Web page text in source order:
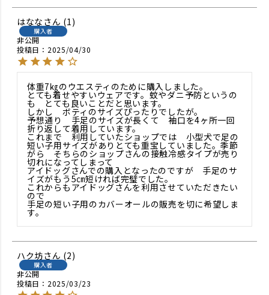
はなな 1
購入者
非公開
投稿日
2025/04/30
体重7㎏のウエスティのために購入しました。
とても着せやすいウェアです。蚊やダニ予防というの
も　とても良いことだと思います。
しかし　ボティのサイズぴったりでしたが。
予想通り　手足のサイズが長くて　袖口を4ヶ所一回
折り返して着用しています。
これまで　利用していたショップでは　小型犬で足の
短い子用サイズがありとても重宝していました。季節
がら　そちらのショップさんの接触冷感タイプが売り
切れになってしまって
アイドッグさんでの購入となったのですが　手足のサ
イズがもう5㎝短ければ完璧でした。
これからもアイドッグさんを利用させていただきたい
ので
手足の短い子用のカバーオールの販売を切に希望しま
す。
ハク坊 2
購入者
非公開
投稿日
2025/03/23